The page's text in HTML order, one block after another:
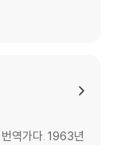
프리 힌튼과 함
대한 다수의 논
역가다. 1963년